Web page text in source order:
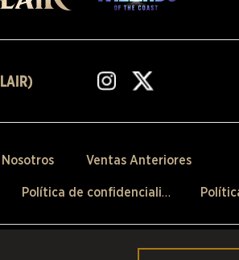
Ventas Anteriores
Política de confidencialidad
de sus respectivos dueños en los Estados Unidos y